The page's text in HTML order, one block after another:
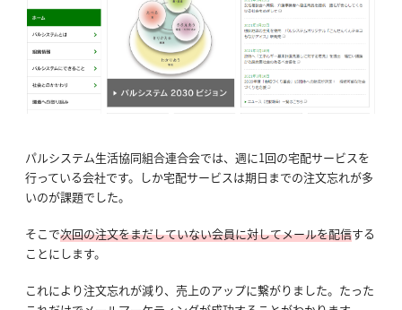
パルシステム生活協同組合連合会では、週に1回の宅配サービスを
行っている会社です。しか宅配サービスは期日までの注文忘れが多
いのが課題でした。
そこで次回の注文をまだしていない会員に対してメールを配信する
ことにします。
これにより注文忘れが減り、売上のアップに繋がりました。たった